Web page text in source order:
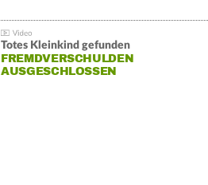
Totes Kleinkind gefunden
FREMDVERSCHULDEN
AUSGESCHLOSSEN